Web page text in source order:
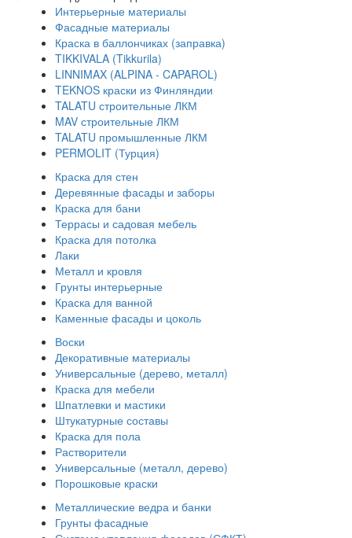
Интерьерные материалы
Фасадные материалы
Краска в баллончиках (заправка)
TIKKIVALA (Tikkurila)
LINNIMAX (ALPINA - CAPAROL)
TEKNOS краски из Финляндии
TALATU строительные ЛКМ
MAV строительные ЛКМ
TALATU промышленные ЛКМ
PERMOLIT (Турция)
Краска для стен
Деревянные фасады и заборы
Краска для бани
Террасы и садовая мебель
Краска для потолка
Лаки
Металл и кровля
Грунты интерьерные
Краска для ванной
Каменные фасады и цоколь
Воски
Декоративные материалы
Универсальные (дерево, металл)
Краска для мебели
Шпатлевки и мастики
Штукатурные составы
Краска для пола
Растворители
Универсальные (металл, дерево)
Порошковые краски
Металлические ведра и банки
Грунты фасадные